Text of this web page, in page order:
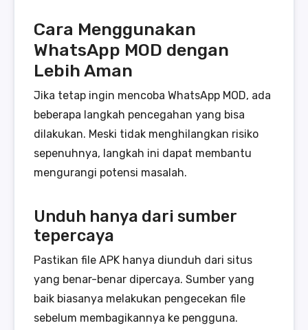
Cara Menggunakan
WhatsApp MOD dengan
Lebih Aman
Jika tetap ingin mencoba WhatsApp MOD, ada
beberapa langkah pencegahan yang bisa
dilakukan. Meski tidak menghilangkan risiko
sepenuhnya, langkah ini dapat membantu
mengurangi potensi masalah.
Unduh hanya dari sumber
tepercaya
Pastikan file APK hanya diunduh dari situs
yang benar-benar dipercaya. Sumber yang
baik biasanya melakukan pengecekan file
sebelum membagikannya ke pengguna.